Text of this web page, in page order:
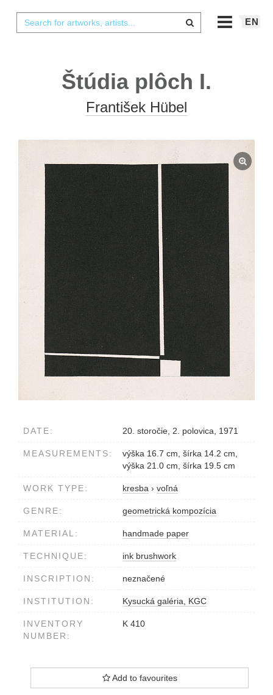
EN
Štúdia plôch I.
František Hübel
DATE: 20. storočie, 2. polovica, 1971
MEASUREMENTS:
výška 16.7 cm, šírka 14.2 cm,
výška 21.0 cm, šírka 19.5 cm
WORK TYPE: kresba › voľná
GENRE: geometrická kompozícia
MATERIAL: handmade paper
TECHNIQUE: ink brushwork
INSCRIPTION: neznačené
INSTITUTION: Kysucká galéria, KGC
INVENTORY
NUMBER:
K 410
Add to favourites